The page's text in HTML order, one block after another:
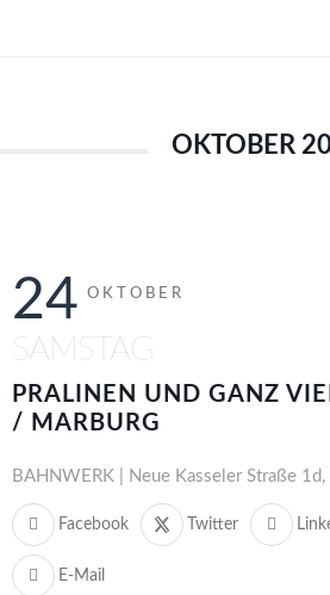
OKTOBER
24 OKTOBER
SAMSTAG
PRALINEN UND GANZ
/ MARBURG
BAHNWERK | Neue Kasseler Straße
Facebook Twitter
E-Mail